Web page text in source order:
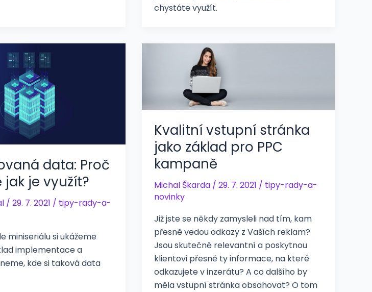
chystáte využít.
data: Proč
jak je využít?
/ 29. 7. 2021 / tipy-rady-a-
miniseriálu si ukážeme
implementace a
kde si taková data
Kvalitní vstupní stránka
jako základ pro PPC
kampaně
Michal Škarda /29. 7. 2021 / tipy-rady-a-
novinky
Již jste se někdy zamysleli nad tím, kam
přesně vedou odkazy z Vaších reklam?
Jsou skutečně relevantní a poskytnou
klientovi přesně ty informace, na které
odkazujete v inzerátu? A co dalšího by
měla vstupní stránka obsahovat? O tom